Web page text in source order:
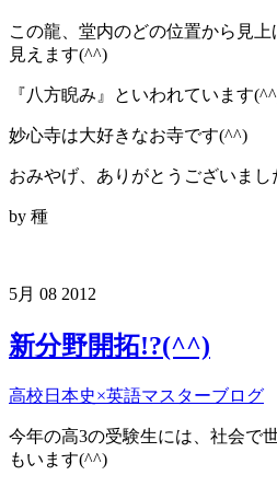
この龍、堂内のどの位置から見
見えます(^^)
『八方睨み』といわれています
妙心寺は大好きなお寺です(^^)
おみやげ、ありがとうございまし
by 種
5月 08 2012
新分野開拓!?(^^)
高校日本史×英語マスターブログ
今年の高3の受験生には、社会で
もいます(^^)